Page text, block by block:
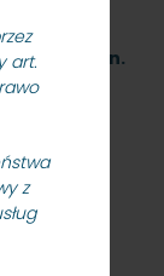
art.
z
zadania pn.
i budowa
Sopot –
i
-
z o.o.